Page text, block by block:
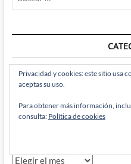
Categorías
Archivos
Privacidad y cookies: este sitio usa
aceptas su uso.
Para obtener más información,
consulta: Política de cookies